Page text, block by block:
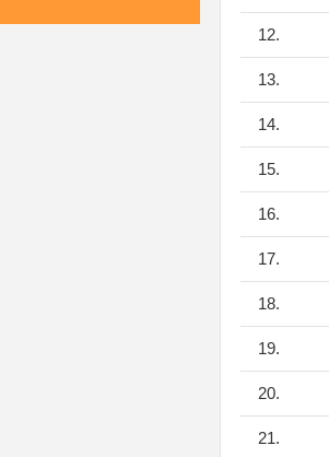
12.
13.
14.
15.
16.
17.
18.
19.
20.
21.